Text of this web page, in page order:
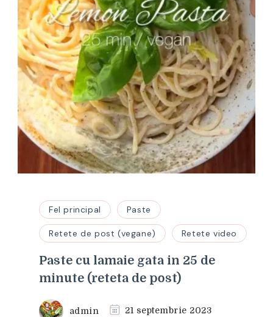
Fel principal Paste
Retete de post (vegane) Retete video
Paste cu lamaie gata in 25 de
minute (reteta de post)
admin 21 septembrie 2023